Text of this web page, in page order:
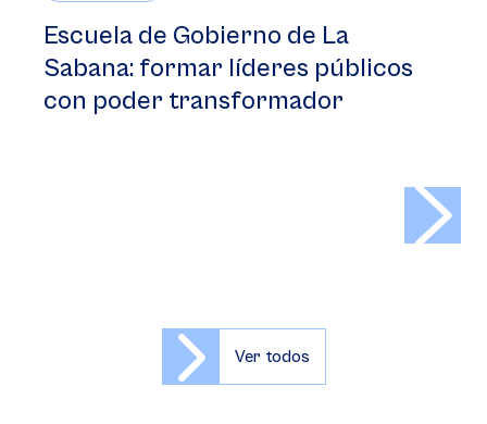
Escuela de Gobierno de La
Sabana: formar líderes públicos
con poder transformador
Ver todos